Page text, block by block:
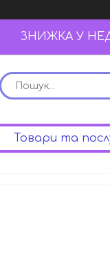
ЗНИЖКА У
Товари та